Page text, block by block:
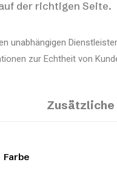
der richtigen Seite.
unabhängigen
zur Echtheit von
Farbe